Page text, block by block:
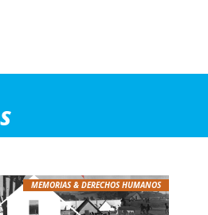
MEMORIAS & DERECHOS HUMANOS